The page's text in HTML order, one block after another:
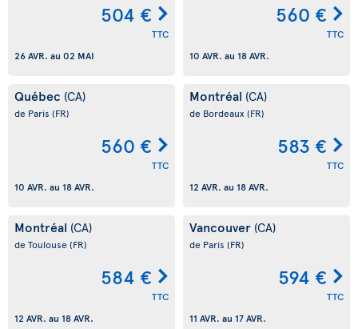
504 €
TTC
26 AVR. au 02 MAI
560 €
TTC
10 AVR. au 18 AVR.
Québec (CA)
de Paris (FR)
560 €
TTC
10 AVR. au 18 AVR.
Montréal (CA)
de Bordeaux (FR)
583 €
TTC
12 AVR. au 18 AVR.
Montréal (CA)
de Toulouse (FR)
584 €
TTC
12 AVR. au 18 AVR.
Vancouver (CA)
de Paris (FR)
594 €
TTC
11 AVR. au 17 AVR.